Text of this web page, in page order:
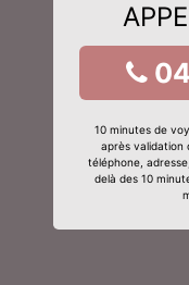
10 minutes de
après validation
téléphone,
delà des 10